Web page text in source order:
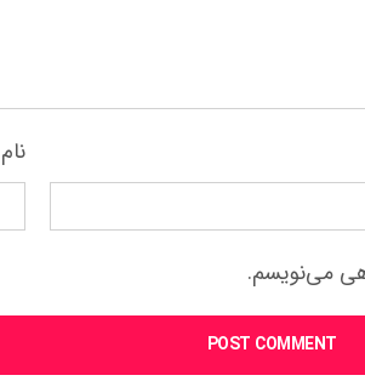
می‌نویسم.
POST COMMENT